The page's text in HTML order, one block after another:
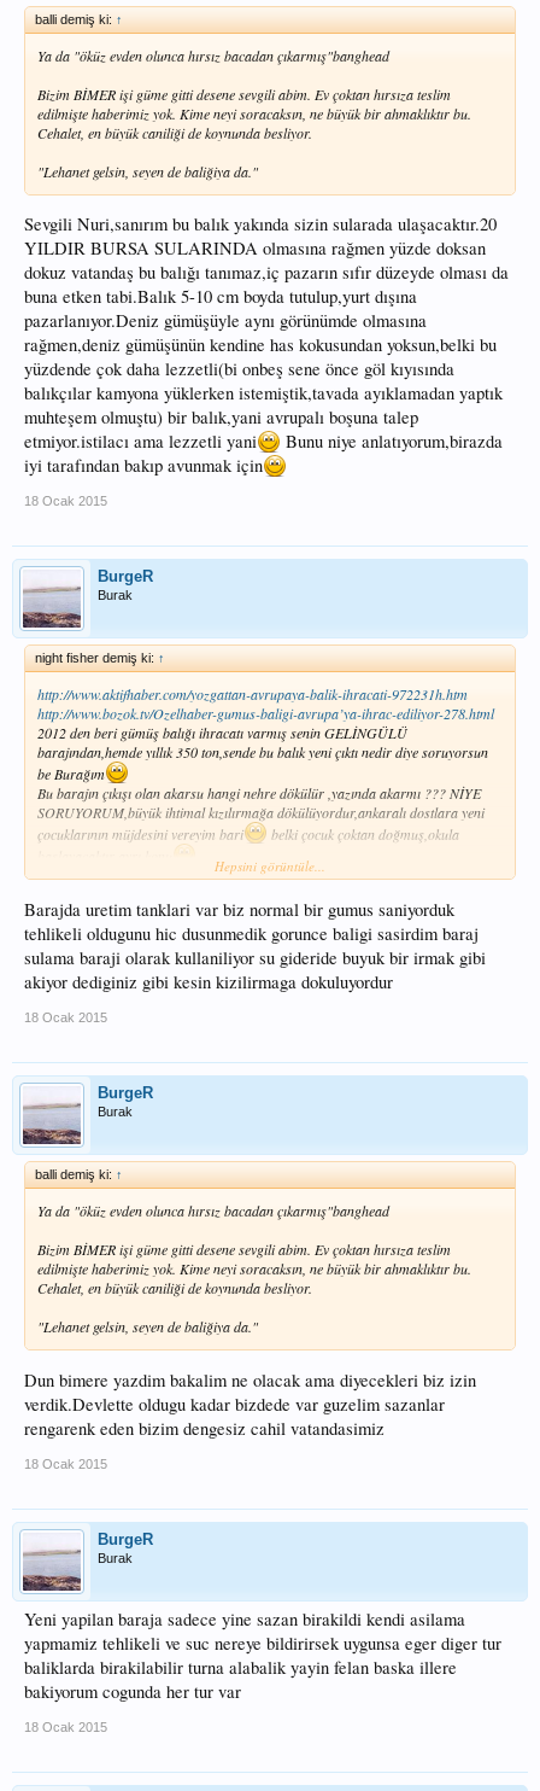
balli demiş ki: ↑
Ya da "öküz evden olunca hırsız bacadan çıkarmış"banghead
Bizim BİMER işi güme gitti desene sevgili abim. Ev çoktan hırsıza teslim
edilmişte haberimiz yok. Kime neyi soracaksın, ne büyük bir ahmaklıktır bu.
Cehalet, en büyük caniliği de koynunda besliyor.
"Lehanet gelsin, seyen de baliğiya da."
Sevgili Nuri,sanırım bu balık yakında sizin sularada ulaşacaktır.20
YILDIR BURSA SULARINDA olmasına rağmen yüzde doksan
dokuz vatandaş bu balığı tanımaz,iç pazarın sıfır düzeyde olması da
buna etken tabi.Balık 5-10 cm boyda tutulup,yurt dışına
pazarlanıyor.Deniz gümüşüyle aynı görünümde olmasına
rağmen,deniz gümüşünün kendine has kokusundan yoksun,belki bu
yüzdende çok daha lezzetli(bi onbeş sene önce göl kıyısında
balıkçılar kamyona yüklerken istemiştik,tavada ayıklamadan yaptık
muhteşem olmuştu) bir balık,yani avrupalı boşuna talep
etmiyor.istilacı ama lezzetli yani
Bunu niye anlatıyorum,birazda
iyi tarafından bakıp avunmak için
18 Ocak 2015
BurgeR
Burak
night fisher demiş ki: ↑
http://www.aktifhaber.com/yozgattan-avrupaya-balik-ihracati-972231h.htm
http://www.bozok.tv/Ozelhaber-gumus-baligi-avrupa’ya-ihrac-ediliyor-278.html
2012 den beri gümüş balığı ihracatı varmış senin GELİNGÜLÜ
barajından,hemde yıllık 350 ton,sende bu balık yeni çıktı nedir diye soruyorsun
be Burağım
Bu barajın çıkışı olan akarsu hangi nehre dökülür ,yazında akarmı ??? NİYE
SORUYORUM,büyük ihtimal kızılırmağa dökülüyordur,ankaralı dostlara yeni
çocuklarının müjdesini vereyim bari
belki çocuk çoktan doğmuş,okula
http://www.denizhaber.com.tr/sonunda-iznik-golunde-balik-kalmadi-haber-
50901.htm
Hepsini görüntüle...
Barajda uretim tanklari var biz normal bir gumus saniyorduk
tehlikeli oldugunu hic dusunmedik gorunce baligi sasirdim baraj
sulama baraji olarak kullaniliyor su gideride buyuk bir irmak gibi
akiyor dediginiz gibi kesin kizilirmaga dokuluyordur
18 Ocak 2015
BurgeR
Burak
balli demiş ki: ↑
Ya da "öküz evden olunca hırsız bacadan çıkarmış"banghead
Bizim BİMER işi güme gitti desene sevgili abim. Ev çoktan hırsıza teslim
edilmişte haberimiz yok. Kime neyi soracaksın, ne büyük bir ahmaklıktır bu.
Cehalet, en büyük caniliği de koynunda besliyor.
"Lehanet gelsin, seyen de baliğiya da."
Dun bimere yazdim bakalim ne olacak ama diyecekleri biz izin
verdik.Devlette oldugu kadar bizdede var guzelim sazanlar
rengarenk eden bizim dengesiz cahil vatandasimiz
18 Ocak 2015
BurgeR
Burak
Yeni yapilan baraja sadece yine sazan birakildi kendi asilama
yapmamiz tehlikeli ve suc nereye bildirirsek uygunsa eger diger tur
baliklarda birakilabilir turna alabalik yayin felan baska illere
bakiyorum cogunda her tur var
18 Ocak 2015